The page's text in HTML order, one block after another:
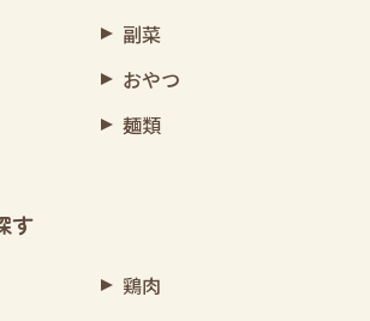
副菜
おやつ
麺類
す
鶏肉